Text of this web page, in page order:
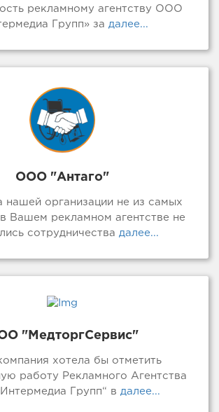
рекламному агентству ООО
Групп» за далее...
ООО "Антаго"
нашей организации не из самых
Вашем рекламном агентстве не
сотрудничества далее...
"МедторгСервис"
хотела бы отметить
работу Рекламного Агентства
Групп“ в далее...